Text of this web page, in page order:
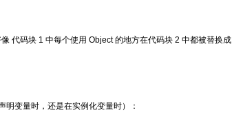
代码块 1 中每个使用 Object 的地方在代码块 2 中都被替换成
变量时，还是在实例化变量时）：